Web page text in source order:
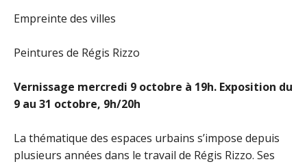
Empreinte des villes
Peintures de Régis Rizzo
Vernissage mercredi 9 octobre à 19h. Exposition du
9 au 31 octobre, 9h/20h
La thématique des espaces urbains s’impose depuis
plusieurs années dans le travail de Régis Rizzo. Ses